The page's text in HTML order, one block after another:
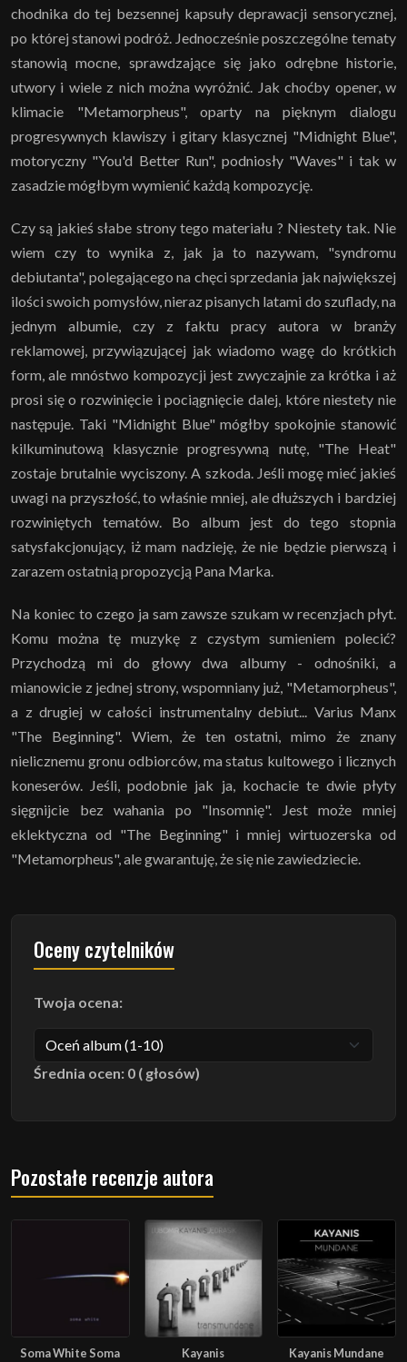
chodnika do tej bezsennej kapsuły deprawacji sensorycznej,
po której stanowi podróż. Jednocześnie poszczególne tematy
stanowią mocne, sprawdzające się jako odrębne historie,
utwory i wiele z nich można wyróżnić. Jak choćby opener, w
klimacie "Metamorpheus", oparty na pięknym dialogu
progresywnych klawiszy i gitary klasycznej "Midnight Blue",
motoryczny "You'd Better Run", podniosły "Waves" i tak w
zasadzie mógłbym wymienić każdą kompozycję.
Czy są jakieś słabe strony tego materiału ? Niestety tak. Nie
wiem czy to wynika z, jak ja to nazywam, "syndromu
debiutanta", polegającego na chęci sprzedania jak największej
ilości swoich pomysłów, nieraz pisanych latami do szuflady, na
jednym albumie, czy z faktu pracy autora w branży
reklamowej, przywiązującej jak wiadomo wagę do krótkich
form, ale mnóstwo kompozycji jest zwyczajnie za krótka i aż
prosi się o rozwinięcie i pociągnięcie dalej, które niestety nie
następuje. Taki "Midnight Blue" mógłby spokojnie stanowić
kilkuminutową klasycznie progresywną nutę, "The Heat"
zostaje brutalnie wyciszony. A szkoda. Jeśli mogę mieć jakieś
uwagi na przyszłość, to właśnie mniej, ale dłuższych i bardziej
rozwiniętych tematów. Bo album jest do tego stopnia
satysfakcjonujący, iż mam nadzieję, że nie będzie pierwszą i
zarazem ostatnią propozycją Pana Marka.
Na koniec to czego ja sam zawsze szukam w recenzjach płyt.
Komu można tę muzykę z czystym sumieniem polecić?
Przychodzą mi do głowy dwa albumy - odnośniki, a
mianowicie z jednej strony, wspomniany już, "Metamorpheus",
a z drugiej w całości instrumentalny debiut... Varius Manx
"The Beginning". Wiem, że ten ostatni, mimo że znany
nielicznemu gronu odbiorców, ma status kultowego i licznych
koneserów. Jeśli, podobnie jak ja, kochacie te dwie płyty
sięgnijcie bez wahania po "Insomnię". Jest może mniej
eklektyczna od "The Beginning" i mniej wirtuozerska od
"Metamorpheus", ale gwarantuję, że się nie zawiedziecie.
Oceny czytelników
Twoja ocena:
Średnia ocen: 0 ( głosów)
Pozostałe recenzje autora
Soma White Soma
Kayanis
Kayanis Mundane